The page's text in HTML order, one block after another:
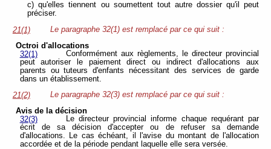
c) qu'elles tiennent ou soumettent tout autre dossier qu'il peut
préciser.
21(1)
Le paragraphe 32(1) est remplacé par ce qui suit :
Octroi d'allocations
32(1)
Conformément aux règlements, le directeur provincial
peut autoriser le paiement direct ou indirect d'allocations aux
parents ou tuteurs d'enfants nécessitant des services de garde
dans un établissement.
21(2)
Le paragraphe 32(3) est remplacé par ce qui suit :
Avis de la décision
32(3)
Le directeur provincial informe chaque requérant par
écrit de sa décision d'accepter ou de refuser sa demande
d'allocations. Le cas échéant, il l'avise du montant de l'allocation
accordée et de la période pendant laquelle elle sera versée.